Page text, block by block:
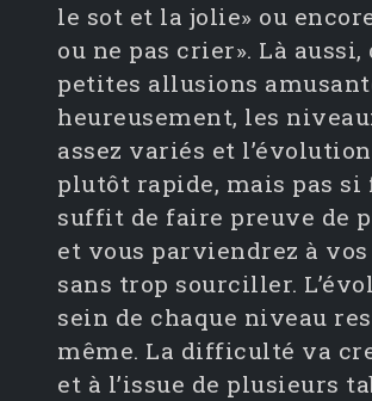
le sot et la jolie» ou
ou ne pas crier». Là aussi,
petites allusions
heureusement, les
assez variés et
plutôt rapide, mais pas si
suffit de faire preuve de
et vous parviendrez à
sans trop sourciller.
sein de chaque niveau
même. La difficulté va
et à l’issue de plusieurs